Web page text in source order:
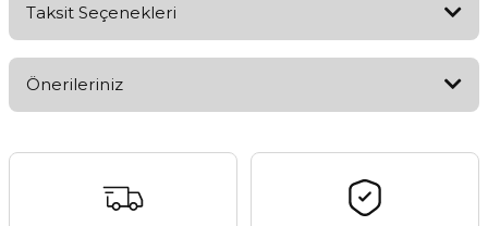
Yorum Yaz
Taksit Seçenekleri
Önerileriniz
Bu ürünün fiyat bilgisi, resim, ürün açıklamalarında ve diğer
konularda yetersiz gördüğünüz noktaları öneri formunu
kullanarak tarafımıza iletebilirsiniz.